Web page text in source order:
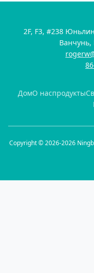
2F, F3, #238
Ванчунь,
ДомО наспродукты
Copyright © 2026-2026